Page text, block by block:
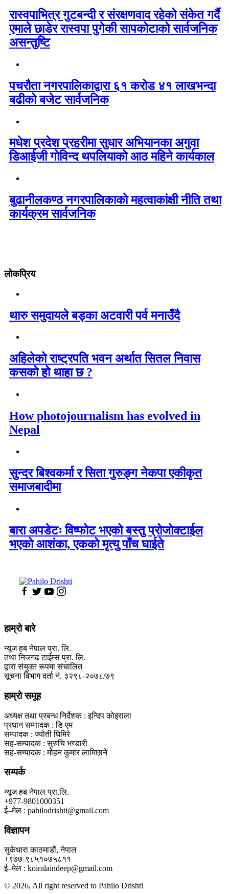
रास्वपाभित्र गुटबन्दी र संरक्षणवाद रहेको संकेत गर्दै
एमाले छाडेर रास्वपा पुगेकी सापकोटाको सार्वजनिक
असन्तुष्टि
पचरौता नगरपालिकाद्वारा ६१ करोड ४१ लाखभन्दा
बढीको बजेट सार्वजनिक
मधेश प्रदेश प्रहरीमा सुधार अभियानका अगुवा
डिआईजी गोविन्द थपलियाको आठ महिने कार्यकाल
बुढानीलकण्ठ नगरपालिकाको महत्वाकांक्षी नीति तथा
कार्यक्रम सार्वजनिक
लोकप्रिय
थारु समुदायले बड्का अटवारी पर्व मनाउँदै
अहिलेको राष्ट्रपति भवन अर्थात सितल निवास
कसको हो थाहा छ ?
How photojournalism has evolved in
Nepal
सुन्दर बिश्वकर्मा र सिता गुरुङ्ग नेकपा एकीकृत
समाजबादीमा
बारा अपडेटः विष्फोट भएको बस्तु प्रोजोक्टाईल
भएको आशंका, एकको मृत्यु पाँच घाईते
हाम्रो बारे
न्यूज हब नेपाल प्रा. लि.
तथा निजगढ टाईम्स प्रा. लि.
द्वारा संयुक्त रूपमा संचालित
सूचना विभाग दर्ता नं. ३२९८-२०७८/७९
हाम्रो समूह
अध्यक्ष तथा प्रबन्ध निर्देशक : इन्दिप कोइराला
प्रधान सम्पादक : डि एम
सम्पादक : ज्योती घिमिरे
सह-सम्पादक : सुरुचि भण्डारी
सह-सम्पादक : मोहन कुमार लामिछाने
सम्पर्क
न्यूज हब नेपाल प्रा.लि.
+977-9801000351
ई–मेल : pahilodrishti@gmail.com
विज्ञापन
सुकेधारा काठमाडौं, नेपाल
+९७७-९८५१०७५८११
ई–मेल : koiralaindeep@gmail.com
© 2026, All right reserved to Pahilo Drishti